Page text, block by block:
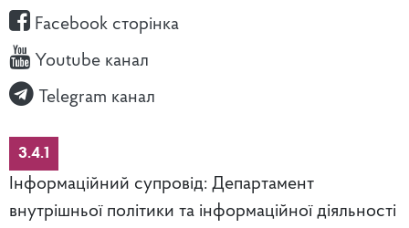
Facebook сторінка
Youtube канал
Telegram канал
3.4.1
Інформаційний супровід: Департамент
внутрішньої політики та інформаційної діяльності